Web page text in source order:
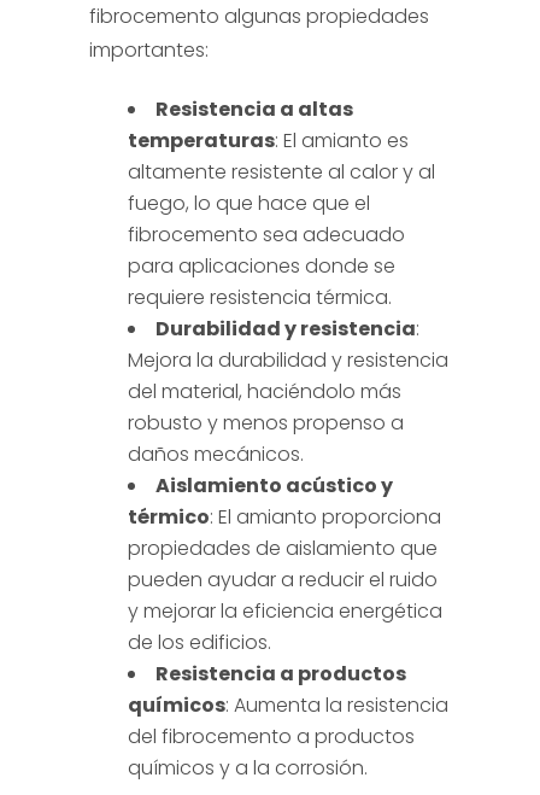
fibrocemento algunas propiedades
importantes:
Resistencia a altas
temperaturas: El amianto es
altamente resistente al calor y al
fuego, lo que hace que el
fibrocemento sea adecuado
para aplicaciones donde se
requiere resistencia térmica.
Durabilidad y resistencia:
Mejora la durabilidad y resistencia
del material, haciéndolo más
robusto y menos propenso a
daños mecánicos.
Aislamiento acústico y
térmico: El amianto proporciona
propiedades de aislamiento que
pueden ayudar a reducir el ruido
y mejorar la eficiencia energética
de los edificios.
Resistencia a productos
químicos: Aumenta la resistencia
del fibrocemento a productos
químicos y a la corrosión.